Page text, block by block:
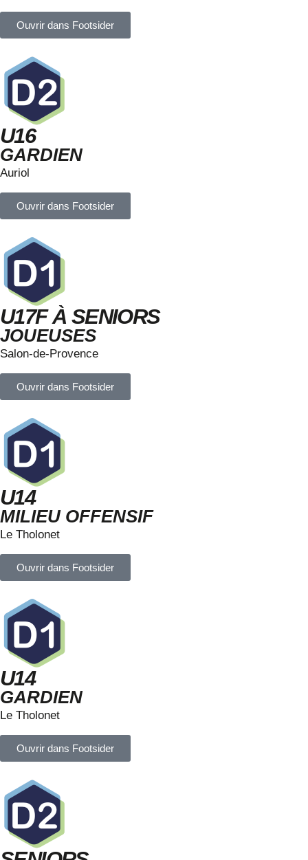
Ouvrir dans Footsider
U16
GARDIEN
Auriol
Ouvrir dans Footsider
U17F À SENIORS
JOUEUSES
Salon-de-Provence
Ouvrir dans Footsider
U14
MILIEU OFFENSIF
Le Tholonet
Ouvrir dans Footsider
U14
GARDIEN
Le Tholonet
Ouvrir dans Footsider